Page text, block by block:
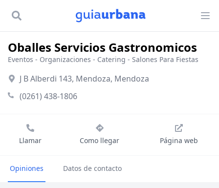
Oballes Servicios Gastronomicos
Eventos - Organizaciones - Catering - Salones Para Fiestas
J B Alberdi 143, Mendoza, Mendoza
(0261) 438-1806
Llamar Como llegar Página web
Opiniones Datos de contacto